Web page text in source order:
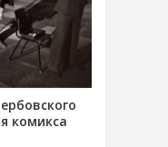
комикса